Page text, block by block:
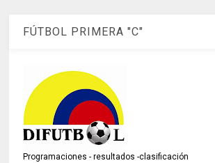
FÚTBOL PRIMERA "C"
Programaciones - resultados -clasificación